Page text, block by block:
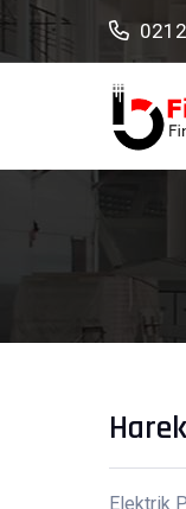
Elektrik